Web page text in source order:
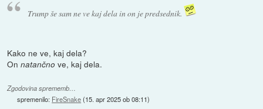
Trump še sam ne ve kaj dela in on je predsednik.
Kako ne ve, kaj dela?
Onnatančno ve, kaj dela.
Zgodovina sprememb…
spremenilo: FireSnake(15. apr 2025 ob 08:11)